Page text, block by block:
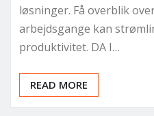
løsninger. Få overblik
arbejdsgange kan
produktivitet. DA I…
READ MORE